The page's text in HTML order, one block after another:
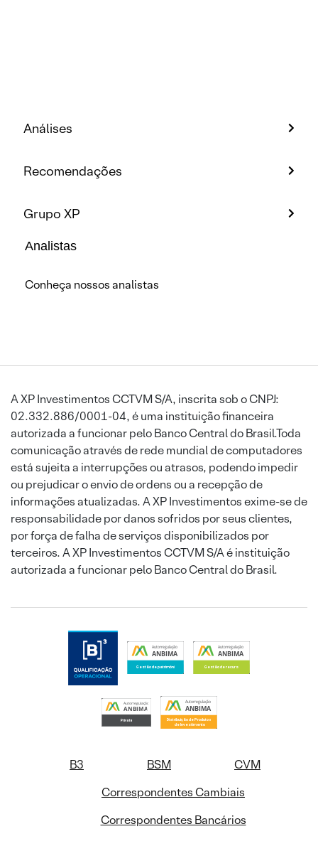
Análises
Recomendações
Grupo XP
Analistas
Conheça nossos analistas
A XP Investimentos CCTVM S/A, inscrita sob o CNPJ:
02.332.886/0001-04, é uma instituição financeira
autorizada a funcionar pelo Banco Central do Brasil.Toda
comunicação através de rede mundial de computadores
está sujeita a interrupções ou atrasos, podendo impedir
ou prejudicar o envio de ordens ou a recepção de
informações atualizadas. A XP Investimentos exime-se de
responsabilidade por danos sofridos por seus clientes,
por força de falha de serviços disponibilizados por
terceiros. A XP Investimentos CCTVM S/A é instituição
autorizada a funcionar pelo Banco Central do Brasil.
B3 BSM
CVM
Correspondentes Cambiais
Correspondentes Bancários